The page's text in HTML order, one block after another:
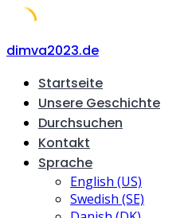
Skip
content
dimva2023.de
Startseite
Unsere Geschichte
Durchsuchen
Kontakt
Sprache
English (US)
Swedish (SE)